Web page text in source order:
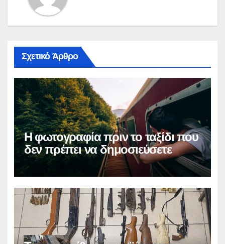
Σχετικό Άρθρο
Η φωτογραφία πριν το ταξίδι που
δεν πρέπει να δημοσιεύσετε